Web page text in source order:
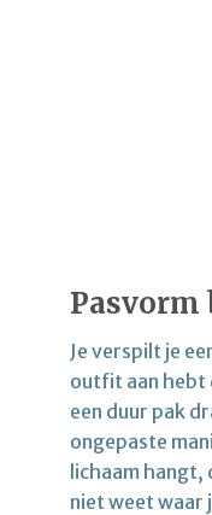
Pasvorm
Je verspilt je
outfit aan hebt
een duur pak
ongepaste
lichaam hangt,
niet weet waar